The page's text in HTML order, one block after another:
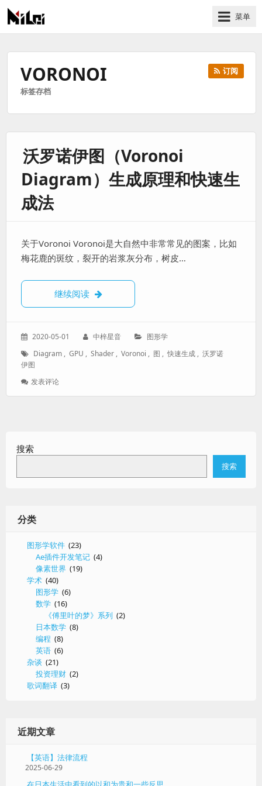
有
技
菜单
VORONOI
标签存档
订阅
沃罗诺伊图（Voronoi
Diagram）生成原理和快速生
成法
关于Voronoi Voronoi是大自然中非常常见的图案，比如
梅花鹿的斑纹，裂开的岩浆灰分布，树皮…
继续阅读 沃罗诺伊图（Voronoi Diagram）生成原理
发
于：
2020-05-01
作
中梓星音
分
图形学
标
签：
Diagram , GPU , Shader , Voronoi , 图 , 快速生成 , 沃罗诺
伊图
发表评论: 沃
生
原
成
法
搜索
搜索
分类
图形学软件 (23)
Ae插件开发笔记 (4)
像素世界 (19)
学术 (40)
图形学 (6)
数学 (16)
《傅里叶的梦》系列 (2)
日本数学 (8)
编程 (8)
英语 (6)
杂谈 (21)
投资理财 (2)
歌词翻译 (3)
近期文章
【英语】法律流程
2025-06-29